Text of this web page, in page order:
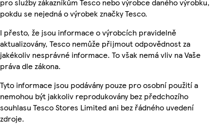
pro služby zákazníkům Tesco nebo výrobce daného výrobku,
pokdu se nejedná o výrobek značky Tesco.
I přesto, že jsou informace o výrobcích pravidelně
aktualizovány, Tesco nemůže přijmout odpovědnost za
jakékoliv nesprávné informace. To však nemá vliv na Vaše
práva dle zákona.
Tyto informace jsou podávány pouze pro osobní použití a
nemohou být jakkoliv reprodukovány bez předchozího
souhlasu Tesco Stores Limited ani bez řádného uvedení
zdroje.